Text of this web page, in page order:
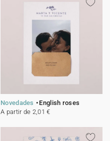
Novedades
English roses
A partir de 2,01 €